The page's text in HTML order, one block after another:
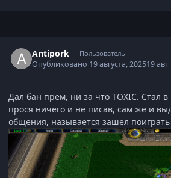
Antipork Пользователь
Опубликовано 19 августа, 202519 авг
Дал бан прем, ни за что TOXIC. Стал
прося ничего и не писав, сам же и
общения, называется зашел